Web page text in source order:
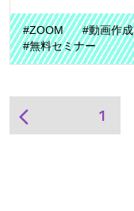
#ZOOM #動画作成
#無料セミナー
arrow_back_ios 1